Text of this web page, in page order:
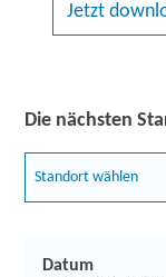
Jetzt
Die nächsten
Standort wählen
Datum